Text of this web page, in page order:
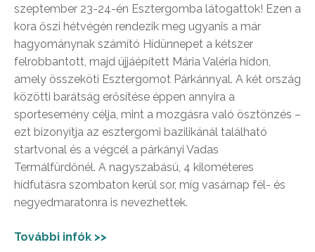
szeptember 23-24-én Esztergomba látogattok! Ezen a
kora őszi hétvégén rendezik meg ugyanis a már
hagyománynak számító Hídünnepet a kétszer
felrobbantott, majd újjáépített Mária Valéria hídon,
amely összeköti Esztergomot Párkánnyal. A két ország
közötti barátság erősítése éppen annyira a
sportesemény célja, mint a mozgásra való ösztönzés –
ezt bizonyítja az esztergomi bazilikánál található
startvonal és a végcél a párkányi Vadas
Termálfürdőnél. A nagyszabású, 4 kilométeres
hídfutásra szombaton kerül sor, míg vasárnap fél- és
negyedmaratonra is nevezhettek.
További infók >>